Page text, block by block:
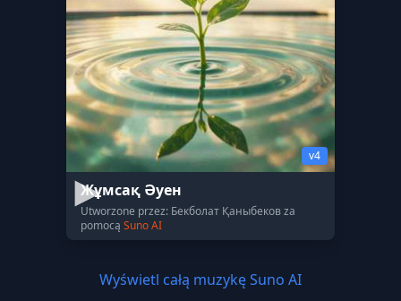
v4
Жұмсақ Әуен
Utworzone przez: Бекболат Қаныбеков za
pomocą Suno AI
Wyświetl całą muzykę Suno AI